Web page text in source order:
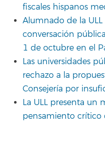
fiscales hispanos
Alumnado de la
conversación
1 de octubre en el
Las universidades
rechazo a la
Consejería por
La ULL presenta un
pensamiento crítico